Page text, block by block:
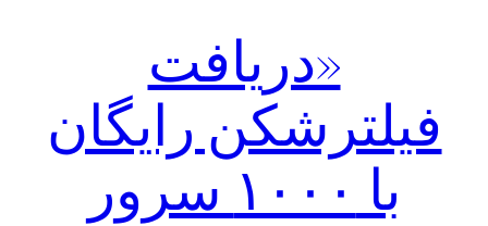
«دریافت
فیلترشکن رایگان
با ۱۰۰۰ سرور